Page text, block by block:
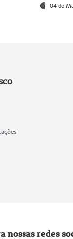
04 de
nossas redes